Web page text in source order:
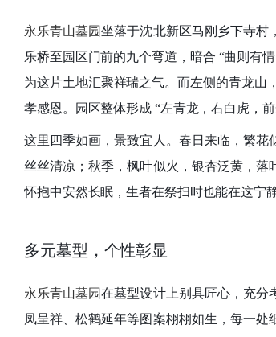
永乐青山墓园坐落于沈北新区马刚乡下寺村
乐桥至园区门前的九个弯道，暗合 “曲则有
为这片土地汇聚祥瑞之气。而左侧的青龙山
孝感恩。园区整体形成 “左青龙，右白虎，
这里四季如画，景致宜人。春日来临，繁
丝丝清凉；秋季，枫叶似火，银杏泛黄，
怀抱中安然长眠，生者在祭扫时也能在这宁
多元墓型，个性彰显
永乐青山墓园在墓型设计上别具匠心，充分
凤呈祥、松鹤延年等图案栩栩如生，每一